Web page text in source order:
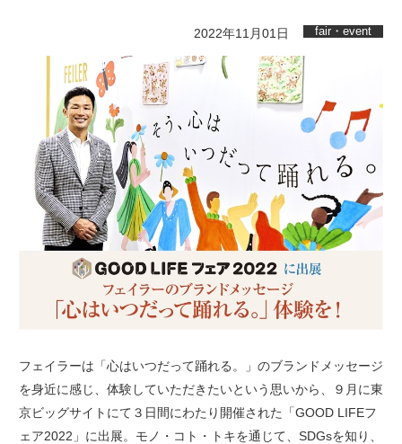
2022年11月01日 fair・event
フェイラーは「心はいつだって踊れる。」のブランドメッセージ
を身近に感じ、体験していただきたいという思いから、９月に東
京ビッグサイトにて３日間にわたり開催された「GOOD LIFEフ
ェア2022」に出展。モノ・コト・トキを通じて、SDGsを知り、